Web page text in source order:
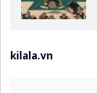
kilala.vn